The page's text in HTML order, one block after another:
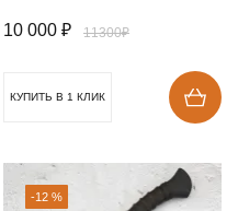
10 000 ₽ 11300₽
КУПИТЬ В 1 КЛИК
-12 %